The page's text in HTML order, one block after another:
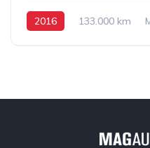
2016 133.000 km